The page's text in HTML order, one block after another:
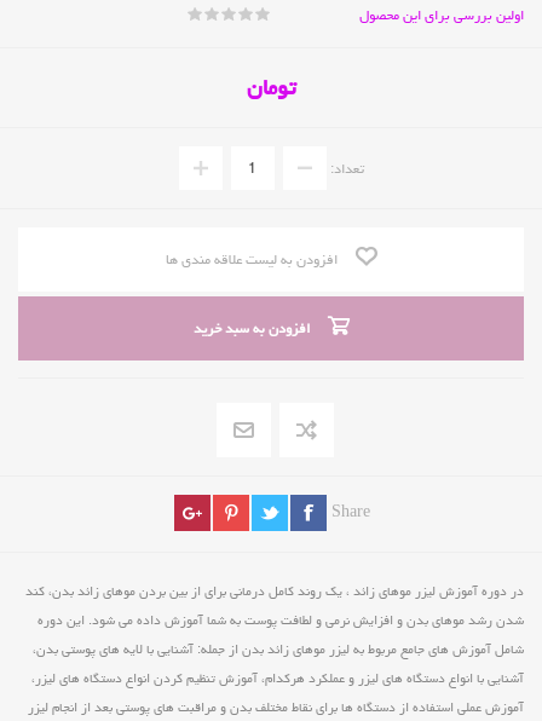
اولین بررسی برای این محصول
تومان
تعداد:
افزودن به لیست علاقه مندی ها
افزودن به سبد خرید
Share
در دوره آموزش لیزر موهای زائد ، یک روند کامل درمانی برای از بین بردن موهای زائد بدن، کند
شدن رشد موهای بدن و افزایش نرمی و لطافت پوست به شما آموزش داده می شود. این دوره
شامل آموزش های جامع مربوط به لیزر موهای زائد بدن از جمله: آشنایی با لایه های پوستی بدن،
آشنایی با انواع دستگاه های لیزر و عملکرد هرکدام، آموزش تنظیم کردن انواع دستگاه های لیزر،
آموزش عملی استفاده از دستگاه ها برای نقاط مختلف بدن و مراقبت های پوستی بعد از انجام لیزر